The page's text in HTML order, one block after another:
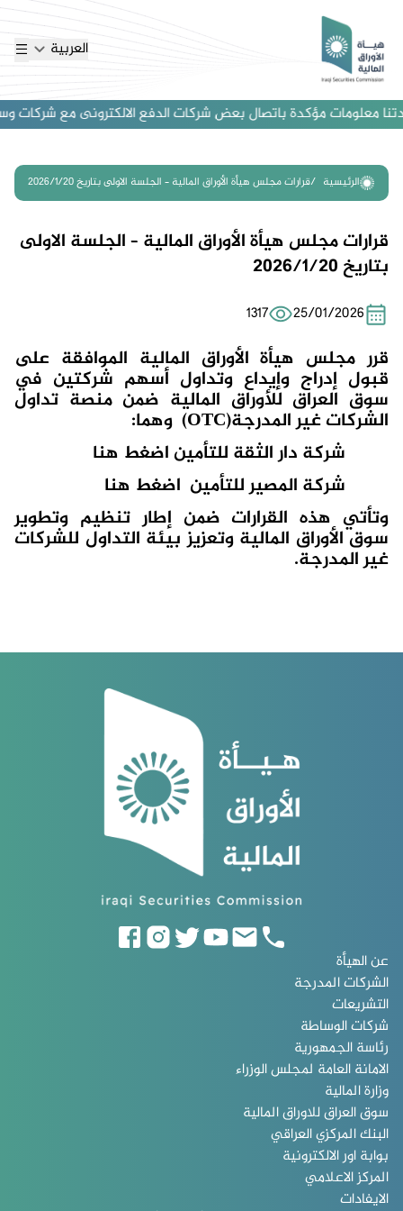
العربية
معلومات مؤكدة باتصال بعض شركات الدفع الالكترونى مع شركات
الرئيسية قرارات مجلس هيأة الأوراق المالية – الجلسة الاولى بتاريخ 2026/1/20
قرارات مجلس هيأة الأوراق المالية – الجلسة الاولى
بتاريخ 2026/1/20
25/01/2026
1317
قرر مجلس هيأة الأوراق المالية الموافقة على
قبول إدراج وإيداع وتداول أسهم شركتين في
سوق العراق للأوراق المالية ضمن منصة تداول
الشركات غير المدرجة(OTC) وهما:
شركة دار الثقة للتأمين اضغط هنا
شركة المصير للتأمين اضغط هنا
وتأتي هذه القرارات ضمن إطار تنظيم وتطوير
سوق الأوراق المالية وتعزيز بيئة التداول للشركات
غير المدرجة.
عن الهيأة
الشركات المدرجة
التشريعات
شركات الوساطة
رئاسة الجمهورية
الامانة العامة لمجلس الوزراء
وزارة المالية
سوق العراق للاوراق المالية
البنك المركزي العراقي
بوابة اور الالكترونية
المركز الاعلامي
الايفادات